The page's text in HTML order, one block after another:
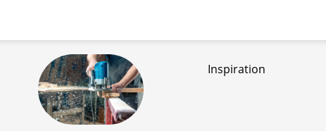
Inspiration